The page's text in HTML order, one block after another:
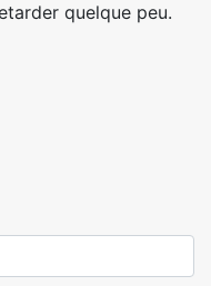
quelque peu.